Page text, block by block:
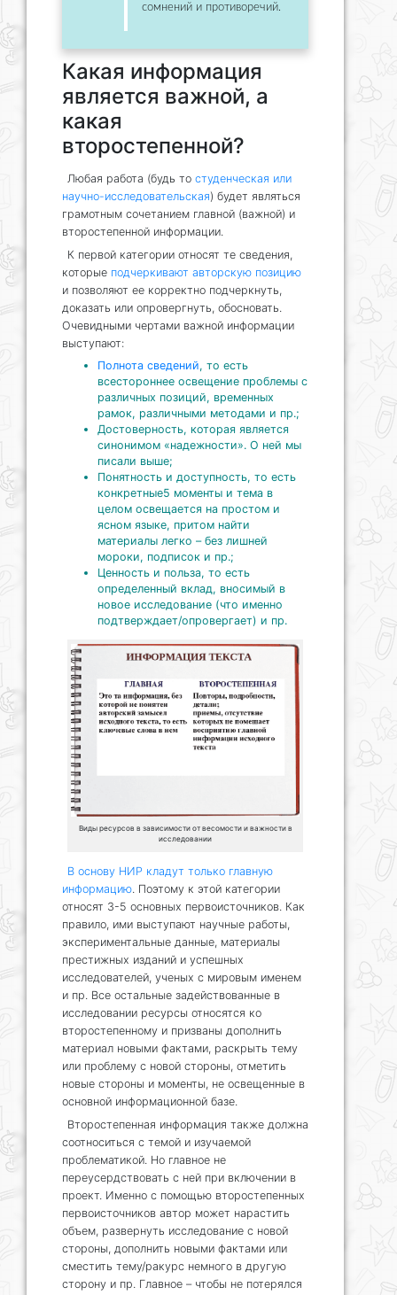
сомнений и противоречий.
Какая информация
является важной, а
какая
второстепенной?
Любая работа (будь то студенческая или
научно-исследовательская) будет являться
грамотным сочетанием главной (важной) и
второстепенной информации.
К первой категории относят те сведения,
которые подчеркивают авторскую позицию
и позволяют ее корректно подчеркнуть,
доказать или опровергнуть, обосновать.
Очевидными чертами важной информации
выступают:
Полнота сведений, то есть
всестороннее освещение проблемы с
различных позиций, временных
рамок, различными методами и пр.;
Достоверность, которая является
синонимом «надежности». О ней мы
писали выше;
Понятность и доступность, то есть
конкретные5 моменты и тема в
целом освещается на простом и
ясном языке, притом найти
материалы легко – без лишней
мороки, подписок и пр.;
Ценность и польза, то есть
определенный вклад, вносимый в
новое исследование (что именно
подтверждает/опровергает) и пр.
Виды ресурсов в зависимости от весомости и важности в
исследовании
В основу НИР кладут только главную
информацию . Поэтому к этой категории
относят 3-5 основных первоисточников. Как
правило, ими выступают научные работы,
экспериментальные данные, материалы
престижных изданий и успешных
исследователей, ученых с мировым именем
и пр. Все остальные задействованные в
исследовании ресурсы относятся ко
второстепенному и призваны дополнить
материал новыми фактами, раскрыть тему
или проблему с новой стороны, отметить
новые стороны и моменты, не освещенные в
основной информационной базе.
Второстепенная информация также должна
соотноситься с темой и изучаемой
проблематикой. Но главное не
переусердствовать с ней при включении в
проект. Именно с помощью второстепенных
первоисточников автор может нарастить
объем, развернуть исследование с новой
стороны, дополнить новыми фактами или
сместить тему/ракурс немного в другую
сторону и пр. Главное – чтобы не потерялся